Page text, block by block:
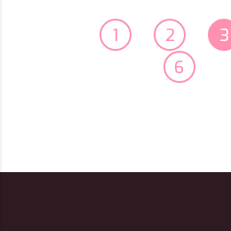
1 2 3
6